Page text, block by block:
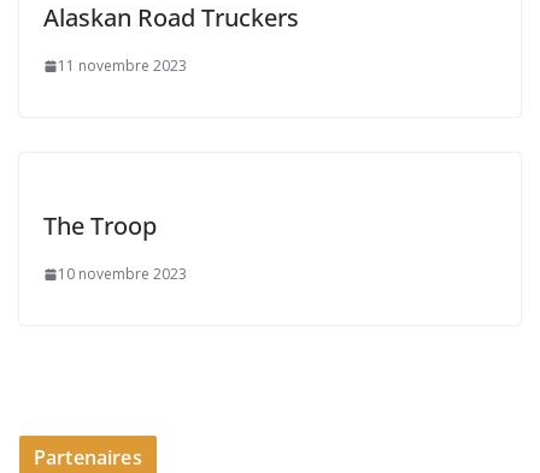
Alaskan Road Truckers
11 novembre 2023
The Troop
10 novembre 2023
Partenaires